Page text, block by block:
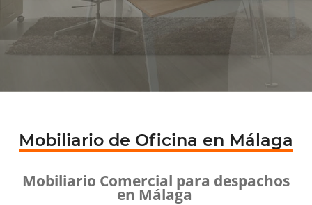
Mobiliario de Oficina en Málaga
Mobiliario Comercial para despachos
en Málaga